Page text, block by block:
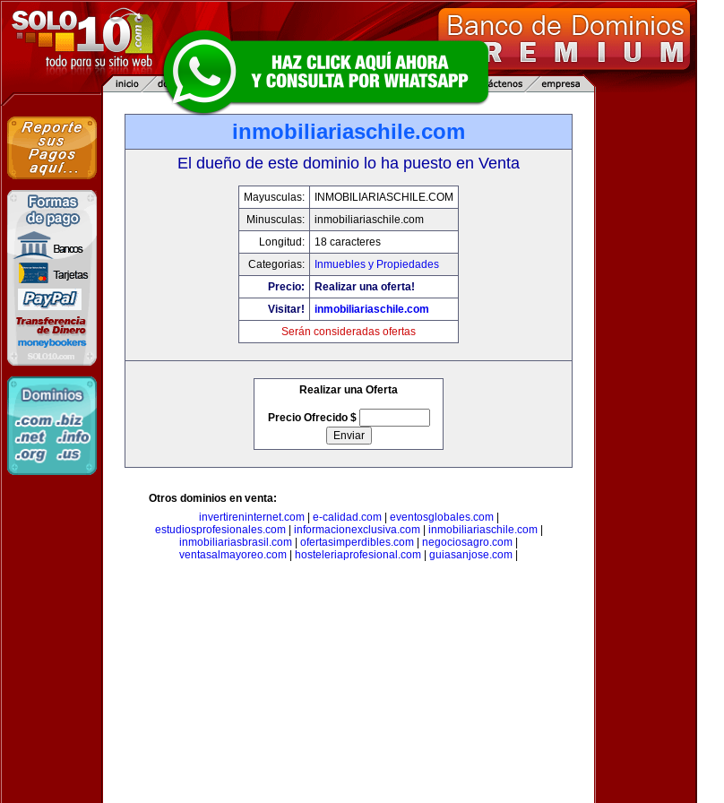
inmobiliariaschile.com
El dueño de este dominio lo ha puesto en Venta
Mayusculas:
INMOBILIARIASCHILE.COM
Minusculas:
inmobiliariaschile.com
Longitud:
18 caracteres
Categorias:
Inmuebles y Propiedades
Precio:
Realizar una oferta!
Visitar!
inmobiliariaschile.com
Serán consideradas ofertas
Realizar una Oferta
Precio Ofrecido $
Otros dominios en venta:
invertireninternet.com| e-calidad.com| eventosglobales.com|
estudiosprofesionales.com| informacionexclusiva.com| inmobiliariaschile.com|
inmobiliariasbrasil.com
ofertasimperdibles.com negociosagro.com
ventasalmayoreo.com
hosteleriaprofesional.com guiasanjose.com